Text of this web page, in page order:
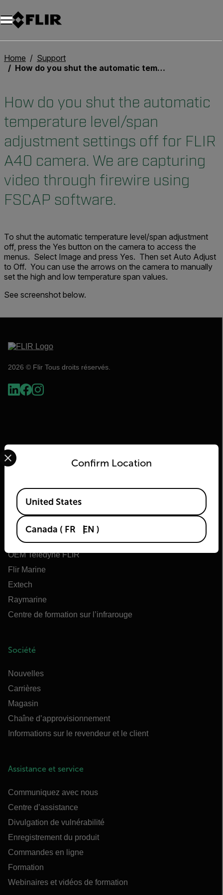
Unread messages
Modèle
Supprimer
articles
article
Ajouter au panier
Ajouté au panier
Home
Support
How do you shut the automatic temperature level/span adjustment settings off for FLIR A40 camera. We are capturing video through firewire using FSCAP software.
How do you shut the automatic
temperature level/span
adjustment settings off for FLIR
A40 camera. We are capturing
video through firewire using
FSCAP software.
To shut the automatic temperature level/span adjustment
off, press the Yes button on the camera to access the
menus. Select Image and press Yes. Then set Auto Adjust
to Off. You can use the arrows on the camera to manually
set the high and low temperature span values.
See screenshot below.
2026 © Flir Tous droits réservés.
À propos de Flir
Technologies Teledyne
Teledyne FLIR Defense
OEM Teledyne FLIR
Flir Marine
Extech
Raymarine
Centre de formation sur l’infrarouge
Société
Nouvelles
Carrières
Magasin
Chaîne d’approvisionnement
Informations sur le revendeur et le client
Assistance et service
Communiquez avec nous
Centre d’assistance
Divulgation de vulnérabilité
Enregistrement du produit
Commandes en ligne
Formation
Webinaires et vidéos de formation
Confirm Location
Select your preferred country and language from the
Available Locations
United States
Canada ( FR EN )